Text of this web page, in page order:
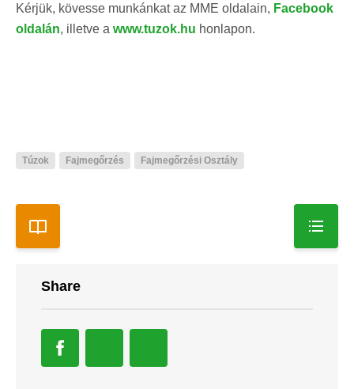
Kérjük, kövesse munkánkat az MME oldalain, Facebook
oldalán, illetve a www.tuzok.hu honlapon.
Túzok Fajmegőrzés Fajmegőrzési Osztály
Share